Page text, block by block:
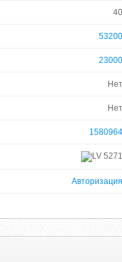
40
53200
23000
Нет
Нет
1580964
5271
Авторизация